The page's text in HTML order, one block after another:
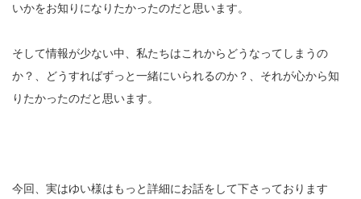
いかをお知りになりたかったのだと思います。
そして情報が少ない中、私たちはこれからどうなってしまうの
か？、どうすればずっと一緒にいられるのか？、それが心から知
りたかったのだと思います。
今回、実はゆい様はもっと詳細にお話をして下さっております